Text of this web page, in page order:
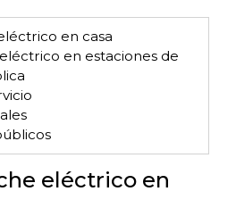
en casa
en estaciones de
eléctrico en